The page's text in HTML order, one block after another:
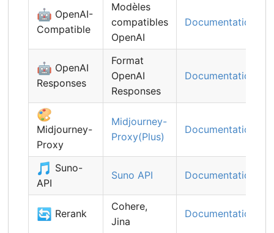
🤖 OpenAI-
Compatible
Modèles
compatibles
OpenAI
Documentation
🤖 OpenAI
Responses
Format
OpenAI
Responses
Documentation
🎨
Midjourney-
Proxy
Midjourney-
Proxy(Plus)
Documentation
🎵 Suno-
API
Suno API Documentation
🔄 Rerank
Cohere,
Jina
Documentation